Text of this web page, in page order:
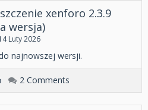
xenforo 2.3.9
wersja)
Luty 2026
najnowszej wersji.
2 Comments